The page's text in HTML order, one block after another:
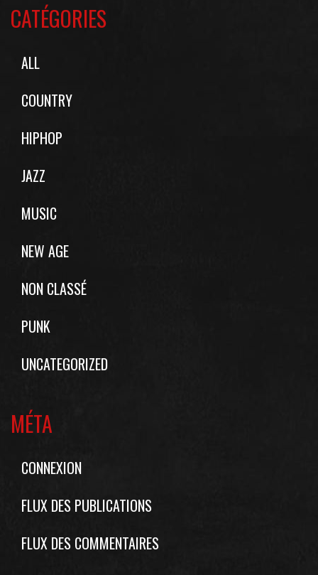
CATÉGORIES
ALL
COUNTRY
HIPHOP
JAZZ
MUSIC
NEW AGE
NON CLASSÉ
PUNK
UNCATEGORIZED
MÉTA
CONNEXION
FLUX DES PUBLICATIONS
FLUX DES COMMENTAIRES